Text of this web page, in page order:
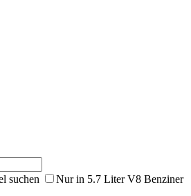
suchen
Nur in 5.7 Liter V8 Benziner